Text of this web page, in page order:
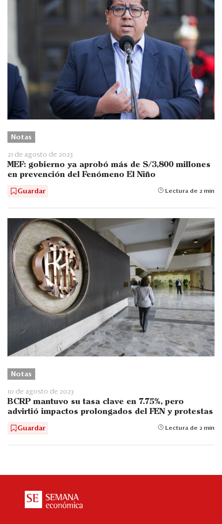
Notas
21 de agosto de 2023
MEF: gobierno ya aprobó más de S/3,800 millones
en prevención del Fenómeno El Niño
Guardar Lectura de 2 min
Notas
10 de agosto de 2023
BCRP mantuvo su tasa clave en 7.75%, pero
advirtió impactos prolongados del FEN y protestas
Guardar Lectura de 2 min